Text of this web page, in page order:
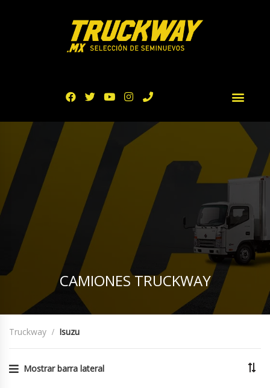
CAMIONES TRUCKWAY
Truckway Isuzu
Mostrar barra lateral